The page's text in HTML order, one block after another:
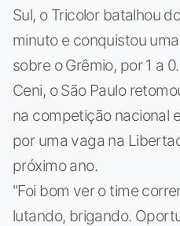
Sul, o Tricolor batalhou
minuto e conquistou
sobre o Grêmio, por 1 a
Ceni, o São Paulo
na competição nacional
por uma vaga na
próximo ano.
"Foi bom ver o time
lutando, brigando.